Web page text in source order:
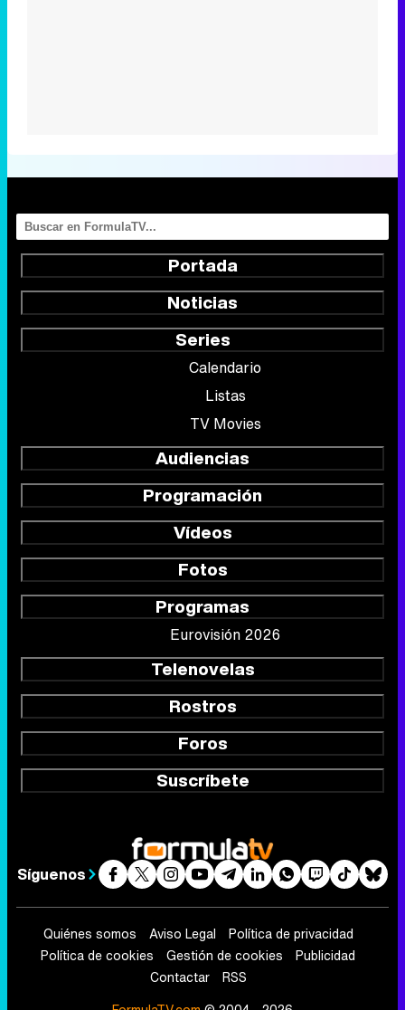
Portada
Noticias
Series
Calendario
Listas
TV Movies
Audiencias
Programación
Vídeos
Fotos
Programas
Eurovisión 2026
Telenovelas
Rostros
Foros
Suscríbete
Síguenos
Quiénes somos Aviso Legal
Política de privacidad
Política de cookies
Gestión de cookies
Publicidad
Contactar
RSS